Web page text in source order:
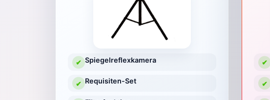
✔ Spiegelreflexkamera
✔ Requisiten-Set
✔
✔